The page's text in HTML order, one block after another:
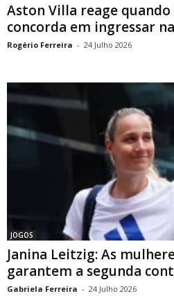
Aston Villa reage
concorda em ingressar
Rogério Ferreira - 24 Julho 2026
JOGOS
Janina Leitzig: As
garantem a segunda
Gabriela Ferreira - 24 Julho 2026